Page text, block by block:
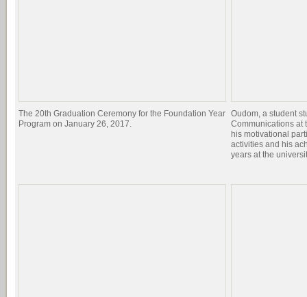
The 20th Graduation Ceremony for the Foundation Year
Program on January 26, 2017.
Oudom, a student
Communications at
his motivational
activities and his
years at the